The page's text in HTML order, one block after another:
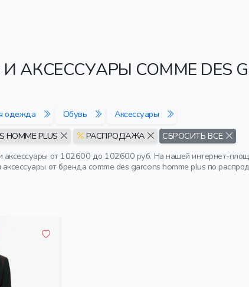
COMME DES
одежда Обувь
Аксессуары
HOMME PLUS
РАСПРОДАЖА
СБРОСИТЬ ВСЕ
от 102600 до 102600 руб. На нашей интернет-
от бренда comme des garcons homme plus по